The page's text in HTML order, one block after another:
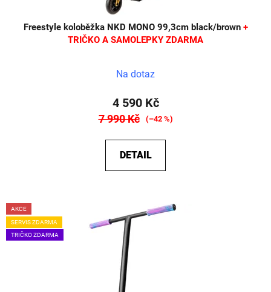
Freestyle koloběžka NKD MONO 99,3cm black/brown +
TRIČKO A SAMOLEPKY ZDARMA
Na dotaz
4 590 Kč
7 990 Kč (–42 %)
DETAIL
AKCE
SERVIS ZDARMA
TRIČKO ZDARMA